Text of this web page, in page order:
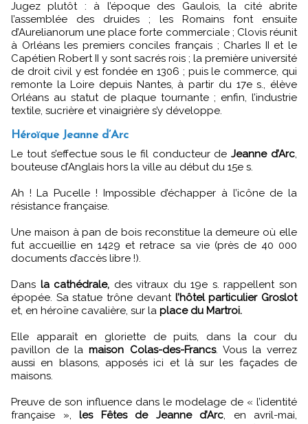
Jugez plutôt : à l’époque des Gaulois, la cité abrite
l’assemblée des druides ; les Romains font ensuite
d’Aurelianorum une place forte commerciale ; Clovis réunit
à Orléans les premiers conciles français ; Charles II et le
Capétien Robert II y sont sacrés rois ; la première université
de droit civil y est fondée en 1306 ; puis le commerce, qui
remonte la Loire depuis Nantes, à partir du 17e s., élève
Orléans au statut de plaque tournante ; enfin, l’industrie
textile, sucrière et vinaigrière s’y développe.
Héroïque Jeanne d’Arc
Le tout s’effectue sous le fil conducteur deJeanne d’Arc,
bouteuse d’Anglais hors la ville au début du 15e s.
Ah ! La Pucelle ! Impossible d’échapper à l’icône de la
résistance française.
Une maison à pan de bois reconstitue la demeure où elle
fut accueillie en 1429 et retrace sa vie (près de 40 000
documents d’accès libre !).
Dans la cathédrale, des vitraux du 19e s. rappellent son
épopée. Sa statue trône devant l’hôtel particulier Groslot
et, en héroïne cavalière, sur la place du Martroi.
Elle apparaît en gloriette de puits, dans la cour du
pavillon de lamaison Colas-des-Francs. Vous la verrez
aussi en blasons, apposés ici et là sur les façades de
maisons.
Preuve de son influence dans le modelage de « l’identité
française », les Fêtes de Jeanne d’Arc, en avril-mai,